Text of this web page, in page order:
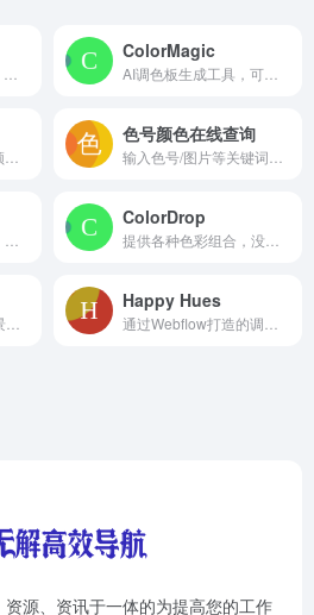
ColorMagic
色号颜色在线查询
ColorDrop
Happy Hues
源、资讯于一体的为提高您的工作